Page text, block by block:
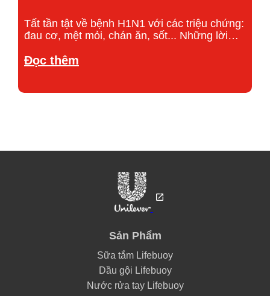
Tất tần tật về bệnh H1N1 với các triệu chứng:
đau cơ, mệt mỏi, chán ăn, sốt... Những lời
rửa tay thường xuyên.
Discover more about Bệnh H1N1
Đọc thêm
Sản Phẩm
Sữa tắm Lifebuoy
Dầu gội Lifebuoy
Nước rửa tay Lifebuoy